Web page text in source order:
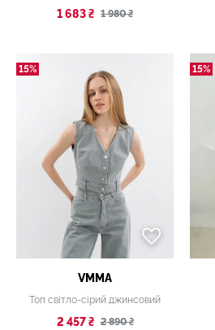
1 683 ₴ 1 980 ₴
15%
VMMA
Топ світло-сірий джинсовий
2 457 ₴ 2 890 ₴
15%